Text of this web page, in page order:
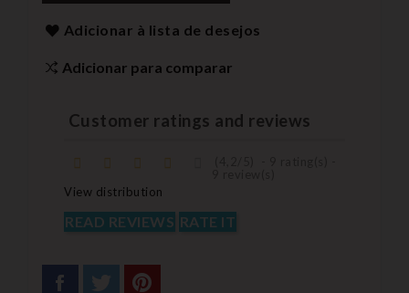
Adicionar à lista de desejos
Adicionar para comparar
Customer ratings and reviews
View distribution
READ REVIEWS RATE IT